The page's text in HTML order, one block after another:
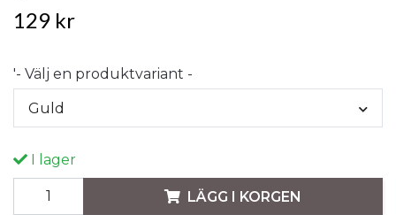
129 kr
'- Välj en produktvariant -
Guld
I lager
LÄGG I KORGEN